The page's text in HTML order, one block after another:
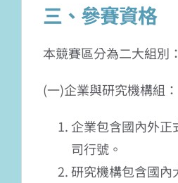
三、參賽資格
本競賽區分為二大組別：
(一)企業與研究機構組：
企業包含國內外正
司行號。
研究機構包含國內